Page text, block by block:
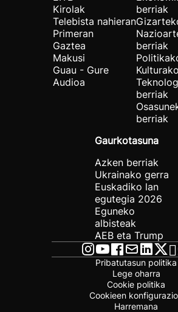
Kirolak
Telebista nahieran
Primeran
Gaztea
Makusi
Guau - Gure
Audioa
berriak
berriak
berriak
berriak
Gaurkotasuna
Azken berriak
Ukrainako gerra
Euskadiko lan
egutegia 2026
Eguneko
albisteak
AEB eta Trump
Pribatutasun politika
Lege oharra
Cookie politika
Cookieen
Harremana